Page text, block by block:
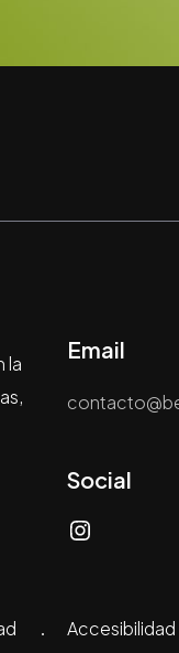
la
Email
Social
Accesibilidad